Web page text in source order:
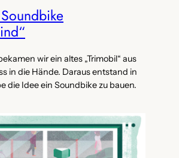
wir ein altes „Trimobil“ aus
in die Hände. Daraus entstand in
die Idee ein Soundbike zu bauen.